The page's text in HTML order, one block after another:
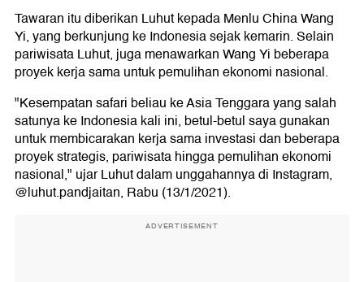
Tawaran itu diberikan Luhut kepada Menlu China Wang
Yi, yang berkunjung ke Indonesia sejak kemarin. Selain
pariwisata Luhut, juga menawarkan Wang Yi beberapa
proyek kerja sama untuk pemulihan ekonomi nasional.
"Kesempatan safari beliau ke Asia Tenggara yang salah
satunya ke Indonesia kali ini, betul-betul saya gunakan
untuk membicarakan kerja sama investasi dan beberapa
proyek strategis, pariwisata hingga pemulihan ekonomi
nasional," ujar Luhut dalam unggahannya di Instagram,
@luhut.pandjaitan, Rabu (13/1/2021).
ADVERTISEMENT